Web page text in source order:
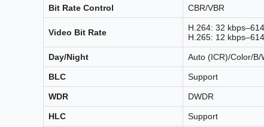
Bit Rate Control CBR/VBR
Video Bit Rate
H.264: 32
H.265: 12
Day/Night Auto (ICR)/Color/B/
BLC Support
WDR DWDR
HLC Support